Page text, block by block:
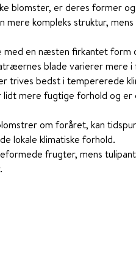
blomster, er deres former
mere kompleks struktur,
en næsten firkantet form
blade varierer mere
trives bedst i tempererede
mere fugtige forhold og
om foråret, kan
lokale klimatiske forhold.
frugter, mens